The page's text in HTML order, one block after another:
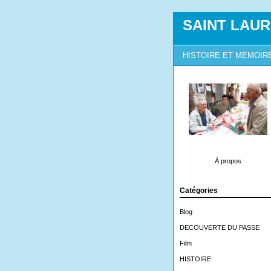
SAINT
HISTOIRE ET
À propos
Catégories
Blog
DECOUVERTE DU PASSE
Film
HISTOIRE